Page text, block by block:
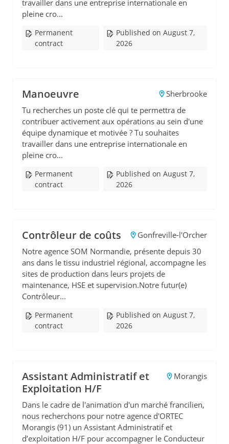
travailler dans une entreprise internationale en
pleine cro...
Permanent
contract
Published on August 7,
2026
Manoeuvre
Sherbrooke
Tu recherches un poste clé qui te permettra de
contribuer activement aux opérations au sein d'une
équipe dynamique et motivée ? Tu souhaites
travailler dans une entreprise internationale en
pleine cro...
Permanent
contract
Published on August 7,
2026
Contrôleur de coûts
Gonfreville-l'Orcher
Notre agence SOM Normandie, présente depuis 30
ans dans le tissu industriel régional, accompagne les
sites de production dans leurs projets de
maintenance, HSE et supervision.Notre futur(e)
Contrôleur...
Permanent
contract
Published on August 7,
2026
Assistant Administratif et
Exploitation H/F
Morangis
Dans le cadre de l'animation d'un marché francilien,
nous recherchons pour notre agence d'ORTEC
Morangis (91) un Assistant Administratif et
d’exploitation H/F pour accompagner le Conducteur